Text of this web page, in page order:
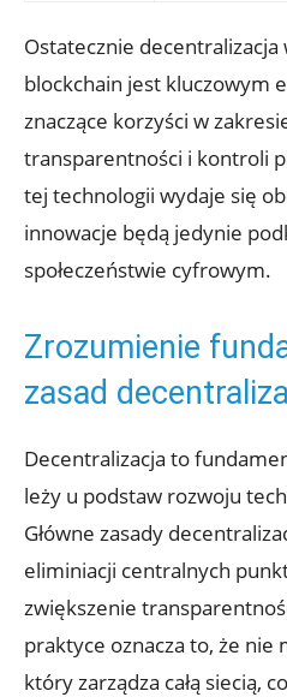
Ostatecznie
blockchain jest kluczowym
‌znaczące​ korzyści w⁤
transparentności ⁢i kontroli⁢
tej technologii wydaje się
innowacje będą jedynie
społeczeństwie cyfrowym.
Zrozumienie
zasad
Decentralizacja to
⁢leży u podstaw ⁣rozwoju
Główne ‍zasady
eliminiacji centralnych
zwiększenie‍
praktyce​ oznacza to, że nie​
który ‍zarządza całą siecią,